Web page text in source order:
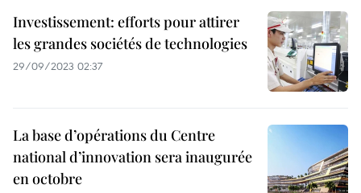
Investissement: efforts pour attirer
les grandes sociétés de technologies
29/09/2023 02:37
La base d’opérations du Centre
national d’innovation sera inaugurée
en octobre